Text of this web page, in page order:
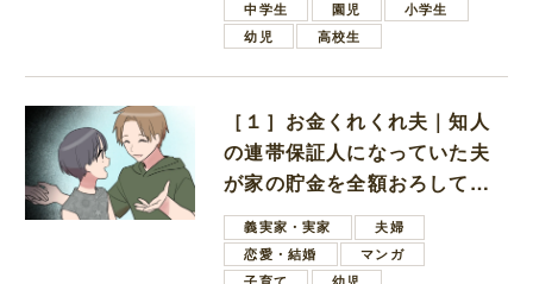
中学生
園児
小学生
幼児
高校生
［１］お金くれくれ夫｜知人
の連帯保証人になっていた夫
が家の貯金を全額おろしてほ
しいと言ってきた
義実家・実家
夫婦
恋愛・結婚
マンガ